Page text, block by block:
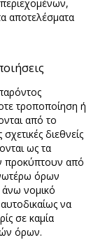
αποτελέσματα
τροποποίηση ή
από το
διεθνείς
ως τα
προκύπτουν από
όρων
άνω νομικό
να
σε καμία
όρων.